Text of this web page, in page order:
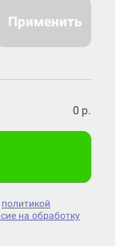
Применить
0 р.
политикой
на обработку